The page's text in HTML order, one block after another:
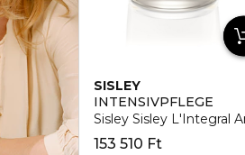
SISLEY
INTENSIVPFLEGE
Sisley Sisley L'Integral
153 510 Ft